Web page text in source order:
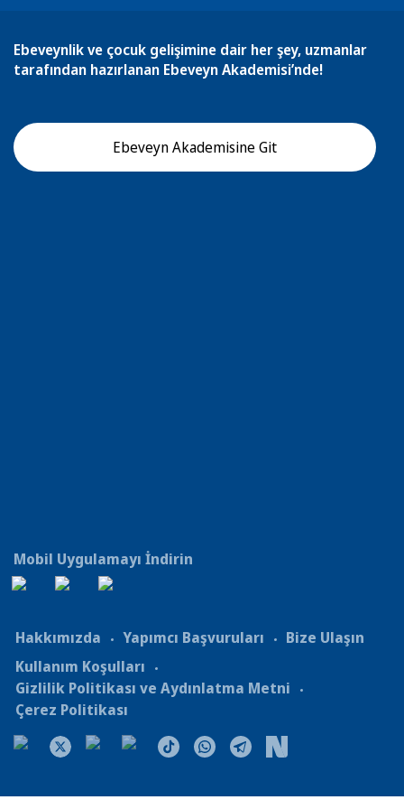
Ebeveynlik ve çocuk gelişimine dair her şey, uzmanlar
tarafından hazırlanan Ebeveyn Akademisi’nde!
Ebeveyn Akademisine Git
Mobil Uygulamayı İndirin
Hakkımızda Yapımcı Başvuruları
Bize Ulaşın
Kullanım Koşulları
Gizlilik Politikası ve Aydınlatma Metni
Çerez Politikası